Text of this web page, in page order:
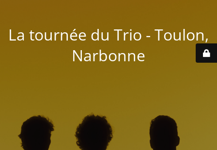
La tournée du Trio - Toulon,
Narbonne